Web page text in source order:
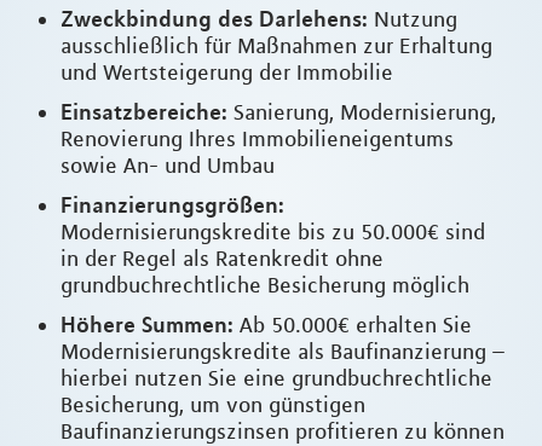
Zweckbindung des Darlehens: Nutzung
ausschließlich für Maßnahmen zur Erhaltung
und Wertsteigerung der Immobilie
Einsatzbereiche: Sanierung, Modernisierung,
Renovierung Ihres Immobilieneigentums
sowie An- und Umbau
Finanzierungsgrößen:
Modernisierungskredite bis zu 50.000€ sind
in der Regel als Ratenkredit ohne
grundbuchrechtliche Besicherung möglich
Höhere Summen: Ab 50.000€ erhalten Sie
Modernisierungskredite als Baufinanzierung –
hierbei nutzen Sie eine grundbuchrechtliche
Besicherung, um von günstigen
Baufinanzierungszinsen profitieren zu können